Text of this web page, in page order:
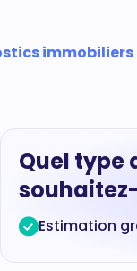
Quel type
Estimation